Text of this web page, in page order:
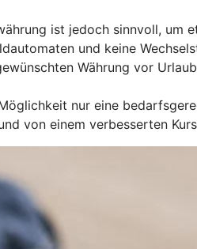
ist jedoch sinnvoll, um
und keine
Währung vor
nur eine
von einem verbesserten